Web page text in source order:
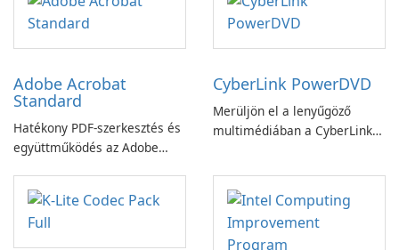
Adobe Acrobat
Standard
Hatékony PDF-szerkesztés és
együttműködés az Adobe
alkalmazással.
CyberLink PowerDVD
Merüljön el a lenyűgöző
multimédiában a CyberLink